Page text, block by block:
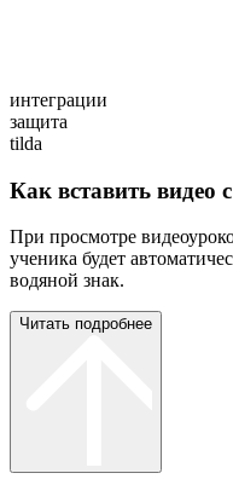
интеграции
защита
tilda
Как вставить видео
При просмотре
ученика будет
водяной знак.
Читать подробнее